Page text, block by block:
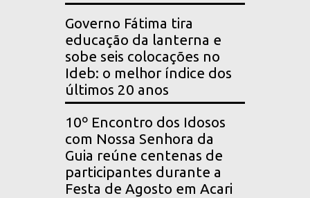
Governo Fátima tira
educação da lanterna e
sobe seis colocações no
Ideb: o melhor índice dos
últimos 20 anos
10º Encontro dos Idosos
com Nossa Senhora da
Guia reúne centenas de
participantes durante a
Festa de Agosto em Acari